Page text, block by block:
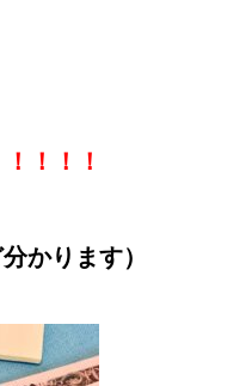
！！！
かります）